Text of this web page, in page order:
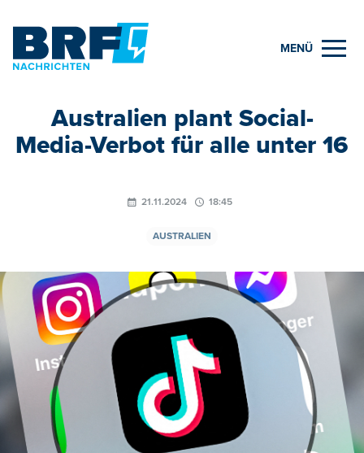
MENÜ
Australien plant Social-
Media-Verbot für alle unter 16
21.11.2024 18:45
AUSTRALIEN